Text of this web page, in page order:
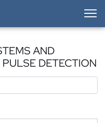
AND
DETECTION